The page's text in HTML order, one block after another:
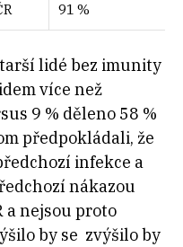
91 %
lidé bez imunity
více než
9 % děleno 58 %
předpokládali, že
infekce a
nákazou
a nejsou proto
by se zvýšilo by